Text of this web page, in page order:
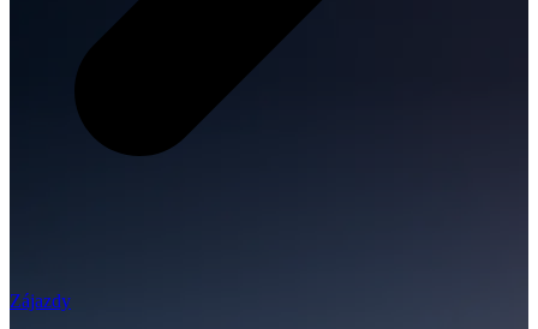
Zájazdy